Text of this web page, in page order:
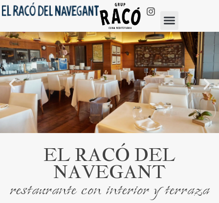
EL RACÓ DEL
NAVEGANT
restaurante con interior y terraza